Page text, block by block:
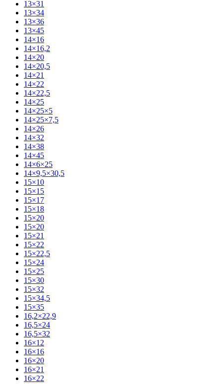
13×31
13×34
13×36
13×45
14×16
14×16,2
14×20
14×20,5
14×21
14×22
14×22,5
14×25
14×25×5
14×25×7,5
14×26
14×32
14×38
14×45
14×6×25
14×9,5×30,5
15×10
15×15
15×17
15×18
15×20
15×20
15×21
15×22
15×22,5
15×24
15×25
15×30
15×32
15×34,5
15×35
16,2×22,9
16,5×24
16,5×32
16×12
16×16
16×20
16×21
16×22